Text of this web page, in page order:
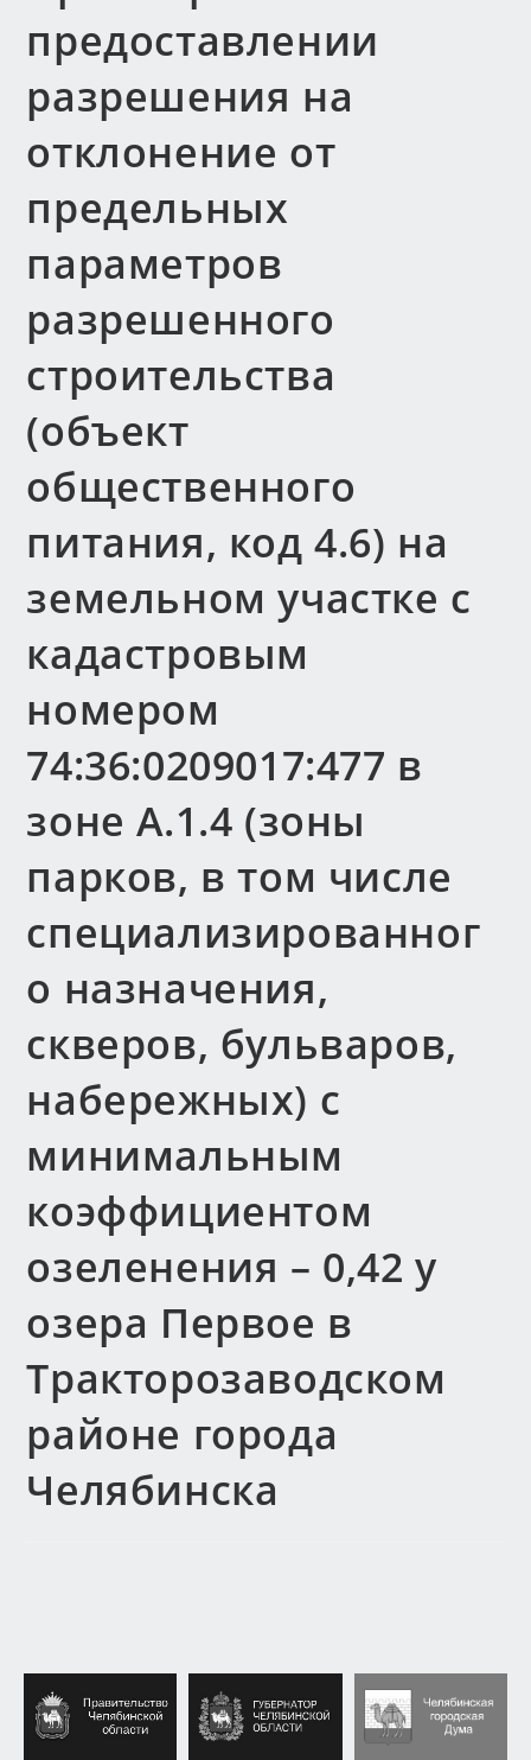
предоставлении
разрешения на
отклонение от
предельных
параметров
разрешенного
строительства
(объект
общественного
питания, код 4.6) на
земельном участке с
кадастровым
номером
74:36:0209017:477 в
зоне А.1.4 (зоны
парков, в том числе
специализированног
о назначения,
скверов, бульваров,
набережных) с
минимальным
коэффициентом
озеленения – 0,42 у
озера Первое в
Тракторозаводском
районе города
Челябинска